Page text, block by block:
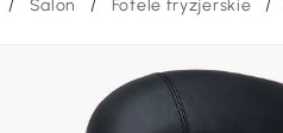
/ Salon / Fotele fryzjerskie /